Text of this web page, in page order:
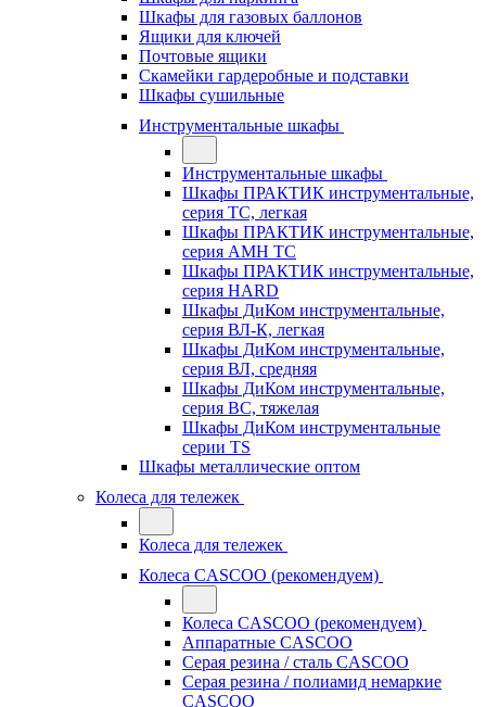
Шкафы для газовых баллонов
Ящики для ключей
Почтовые ящики
Скамейки гардеробные и подставки
Шкафы сушильные
Инструментальные шкафы
Инструментальные шкафы
Шкафы ПРАКТИК инструментальные,
серия ТC, легкая
Шкафы ПРАКТИК инструментальные,
серия AMH TC
Шкафы ПРАКТИК инструментальные,
серия HARD
Шкафы ДиКом инструментальные,
cерия ВЛ-К, легкая
Шкафы ДиКом инструментальные,
серия ВЛ, средняя
Шкафы ДиКом инструментальные,
серия ВС, тяжелая
Шкафы ДиКом инструментальные
серии TS
Шкафы металлические оптом
Колеса для тележек
Колеса для тележек
Колеса CASCOO (рекомендуем)
Колеса CASCOO (рекомендуем)
Аппаратные CASCOO
Серая резина / сталь CASCOO
Серая резина / полиамид немаркие
CASCOO